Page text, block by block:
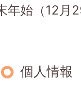
年始（12月
個人情報